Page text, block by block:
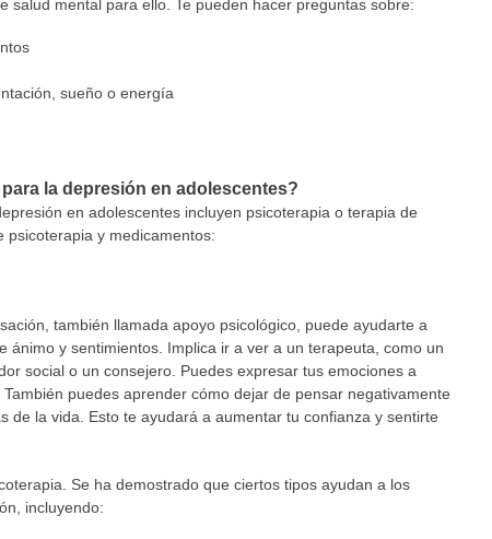
salud mental para ello. Te pueden hacer preguntas sobre:
sueño o energía
la depresión en adolescentes?
en adolescentes incluyen psicoterapia o terapia de
psicoterapia y medicamentos:
también llamada apoyo psicológico, puede ayudarte a
ánimo y sentimientos. Implica ir a ver a un terapeuta, como un
social o un consejero. Puedes expresar tus emociones a
puedes aprender cómo dejar de pensar negativamente
de la vida. Esto te ayudará a aumentar tu confianza y sentirte
Se ha demostrado que ciertos tipos ayudan a los
incluyendo: